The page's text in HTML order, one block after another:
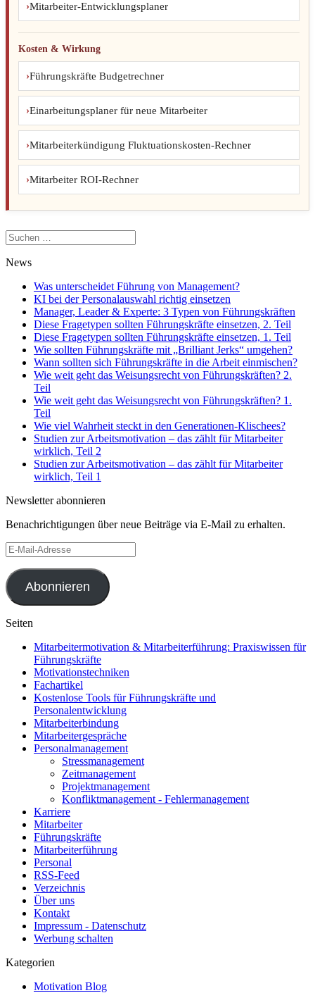
Mitarbeiter-Entwicklungsplaner
Kosten & Wirkung
Führungskräfte Budgetrechner
Einarbeitungsplaner für neue Mitarbeiter
Mitarbeiterkündigung Fluktuationskosten-Rechner
Mitarbeiter ROI-Rechner
Suchen
nach:
News
Was unterscheidet Führung von Management?
KI bei der Personalauswahl richtig einsetzen
Manager, Leader & Experte: 3 Typen von Führungskräften
Diese Fragetypen sollten Führungskräfte einsetzen, 2. Teil
Diese Fragetypen sollten Führungskräfte einsetzen, 1. Teil
Wie sollten Führungskräfte mit „Brilliant Jerks“ umgehen?
Wann sollten sich Führungskräfte in die Arbeit einmischen?
Wie weit geht das Weisungsrecht von Führungskräften? 2.
Teil
Wie weit geht das Weisungsrecht von Führungskräften? 1.
Teil
Wie viel Wahrheit steckt in den Generationen-Klischees?
Studien zur Arbeitsmotivation – das zählt für Mitarbeiter
wirklich, Teil 2
Studien zur Arbeitsmotivation – das zählt für Mitarbeiter
wirklich, Teil 1
Newsletter abonnieren
Benachrichtigungen über neue Beiträge via E-Mail zu erhalten.
E-
Mail-
Adresse
Abonnieren
Seiten
Mitarbeitermotivation & Mitarbeiterführung: Praxiswissen für
Führungskräfte
Motivationstechniken
Fachartikel
Kostenlose Tools für Führungskräfte und
Personalentwicklung
Mitarbeiterbindung
Mitarbeitergespräche
Personalmanagement
Stressmanagement
Zeitmanagement
Projektmanagement
Konfliktmanagement - Fehlermanagement
Karriere
Mitarbeiter
Führungskräfte
Mitarbeiterführung
Personal
RSS-Feed
Verzeichnis
Über uns
Kontakt
Impressum - Datenschutz
Werbung schalten
Kategorien
Motivation Blog